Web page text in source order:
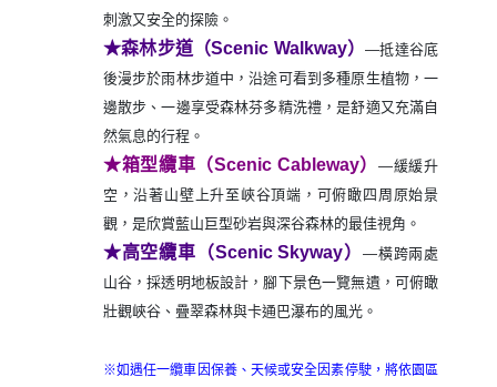
刺激又安全的探險。
★森林步道（Scenic Walkway）―抵達谷底
後漫步於雨林步道中，沿途可看到多種原生植物，一
邊散步、一邊享受森林芬多精洗禮，是舒適又充滿自
然氣息的行程。
★箱型纜車（Scenic Cableway）―緩緩升
空，沿著山壁上升至峽谷頂端，可俯瞰四周原始景
觀，是欣賞藍山巨型砂岩與深谷森林的最佳視角。
★高空纜車（Scenic Skyway） ―橫跨兩處
山谷，採透明地板設計，腳下景色一覽無遺，可俯瞰
壯觀峽谷、疊翠森林與卡通巴瀑布的風光。
※如遇任一纜車因保養、天候或安全因素停駛，將依園區